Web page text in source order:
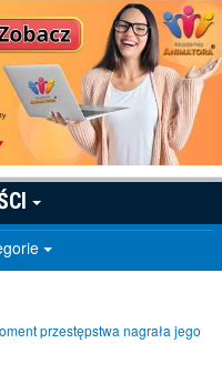
przestępstwa nagrała jego